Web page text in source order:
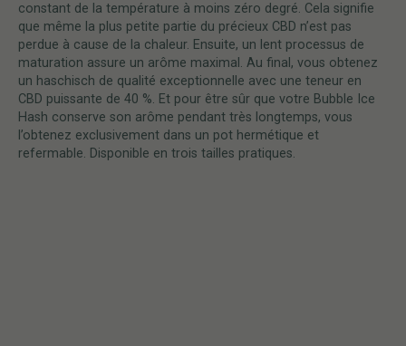
constant de la température à moins zéro degré. Cela signifie
que même la plus petite partie du précieux CBD n’est pas
perdue à cause de la chaleur. Ensuite, un lent processus de
maturation assure un arôme maximal. Au final, vous obtenez
un haschisch de qualité exceptionnelle avec une teneur en
CBD puissante de 40 %. Et pour être sûr que votre Bubble Ice
Hash conserve son arôme pendant très longtemps, vous
l’obtenez exclusivement dans un pot hermétique et
refermable. Disponible en trois tailles pratiques.